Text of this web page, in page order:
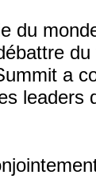
du
a
leaders